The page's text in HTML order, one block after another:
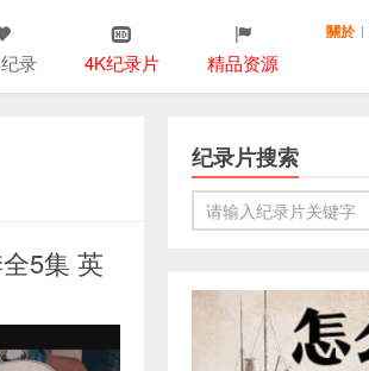
录 4K纪录片 精品资源
關於 |
5集 英
纪录片搜索